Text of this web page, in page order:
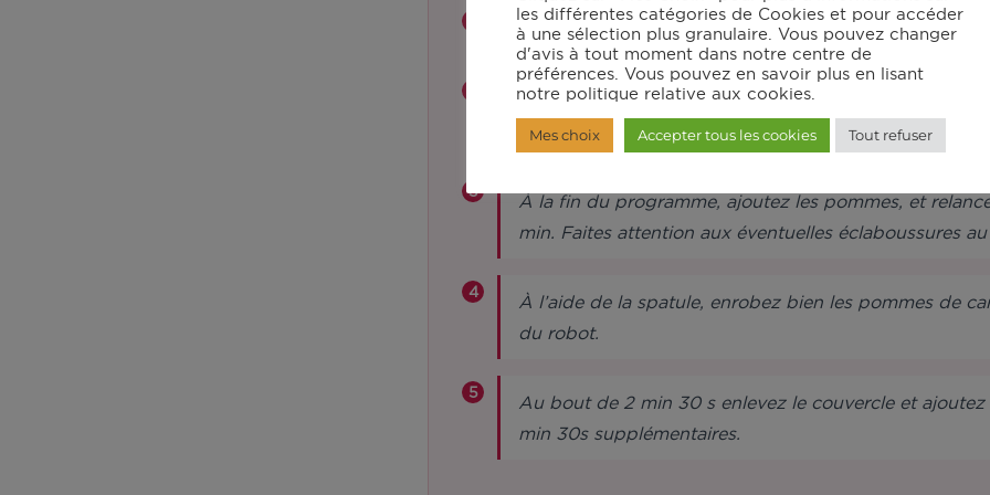
Épluchez et coupez les pommes en gros cubes.
Dans le bol muni de l’entraîneur commun, ajoutez le
couvercle à 150°C pendant 5 min. Mélangez bien
À la fin du programme, ajoutez les pommes, et
min. Faites attention aux éventuelles éclaboussures
À l’aide de la spatule, enrobez bien les pommes de
du robot.
Au bout de 2 min 30 s enlevez le couvercle et
min 30s supplémentaires.
les différentes catégories de Cookies et pour accéder
à une sélection plus granulaire. Vous pouvez changer
d'avis à tout moment dans notre centre de
préférences. Vous pouvez en savoir plus en lisant
notre politique relative aux cookies.
Mes choix Accepter tous les cookies Tout refuser